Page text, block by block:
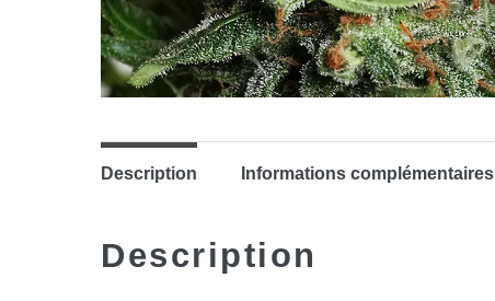
Description Informations complémentaires
Description